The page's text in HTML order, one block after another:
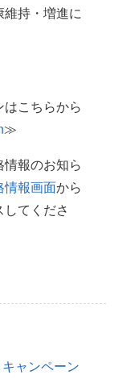
持・増進に
こちらから
≫
情報のお知ら
情報画面から
てくださ
ャンペーン